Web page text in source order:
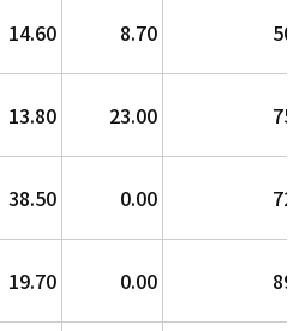
14.60 8.70
13.80 23.00
38.50 0.00
19.70 0.00